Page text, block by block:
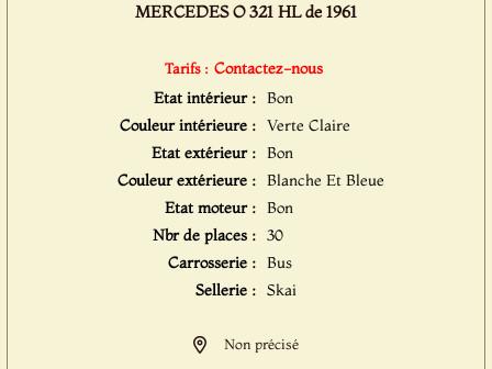
MERCEDES O 321 HL de 1961
Tarifs : Contactez-nous
Etat intérieur : Bon
Couleur intérieure : Verte Claire
Etat extérieur : Bon
Couleur extérieure : Blanche Et Bleue
Etat moteur : Bon
Nbr de places : 30
Carrosserie : Bus
Sellerie : Skai
Non précisé